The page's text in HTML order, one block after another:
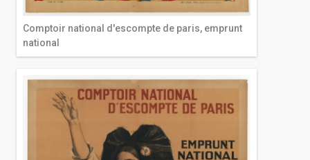
Comptoir national d'escompte de paris, emprunt
national